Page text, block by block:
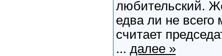
любительский.
едва ли не всего
считает
... далее »